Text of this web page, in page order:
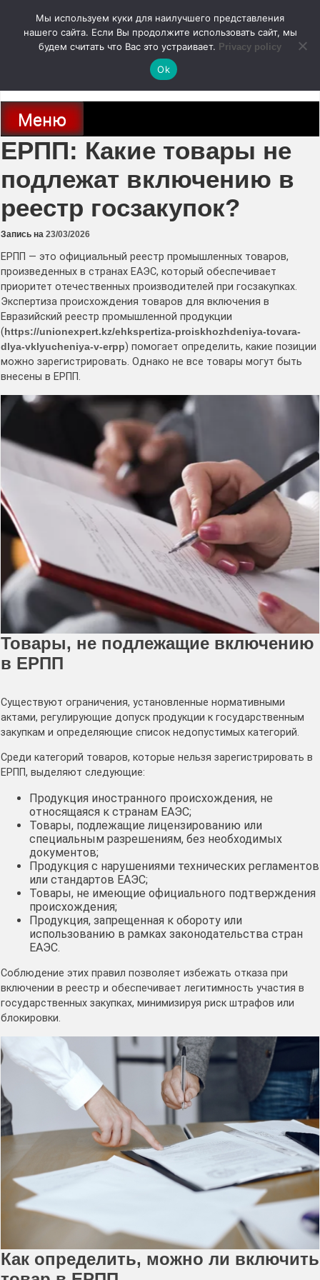
содержимому
autodoc24.ru
Новости про современные автомобили и не только, новинки зарубежного
и отечественного автопрома
Меню
ЕРПП: Какие товары не
подлежат включению в
реестр госзакупок?
Запись на 23/03/2026
ЕРПП — это официальный реестр промышленных товаров,
произведенных в странах ЕАЭС, который обеспечивает
приоритет отечественных производителей при госзакупках.
Экспертиза происхождения товаров для включения в
Евразийский реестр промышленной продукции
(https://unionexpert.kz/ehkspertiza-proiskhozhdeniya-tovara-
dlya-vklyucheniya-v-erpp) помогает определить, какие позиции
можно зарегистрировать. Однако не все товары могут быть
внесены в ЕРПП.
Товары, не подлежащие включению
в ЕРПП
Существуют ограничения, установленные нормативными
актами, регулирующие допуск продукции к государственным
закупкам и определяющие список недопустимых категорий.
Среди категорий товаров, которые нельзя зарегистрировать в
ЕРПП, выделяют следующие:
Продукция иностранного происхождения, не
относящаяся к странам ЕАЭС;
Товары, подлежащие лицензированию или
специальным разрешениям, без необходимых
документов;
Продукция с нарушениями технических регламентов
или стандартов ЕАЭС;
Товары, не имеющие официального подтверждения
происхождения;
Продукция, запрещенная к обороту или
использованию в рамках законодательства стран
ЕАЭС.
Соблюдение этих правил позволяет избежать отказа при
включении в реестр и обеспечивает легитимность участия в
государственных закупках, минимизируя риск штрафов или
блокировки.
Как определить, можно ли включить
Мы используем куки для наилучшего представления
нашего сайта. Если Вы продолжите использовать сайт, мы
будем считать что Вас это устраивает. Privacy policy
Ok